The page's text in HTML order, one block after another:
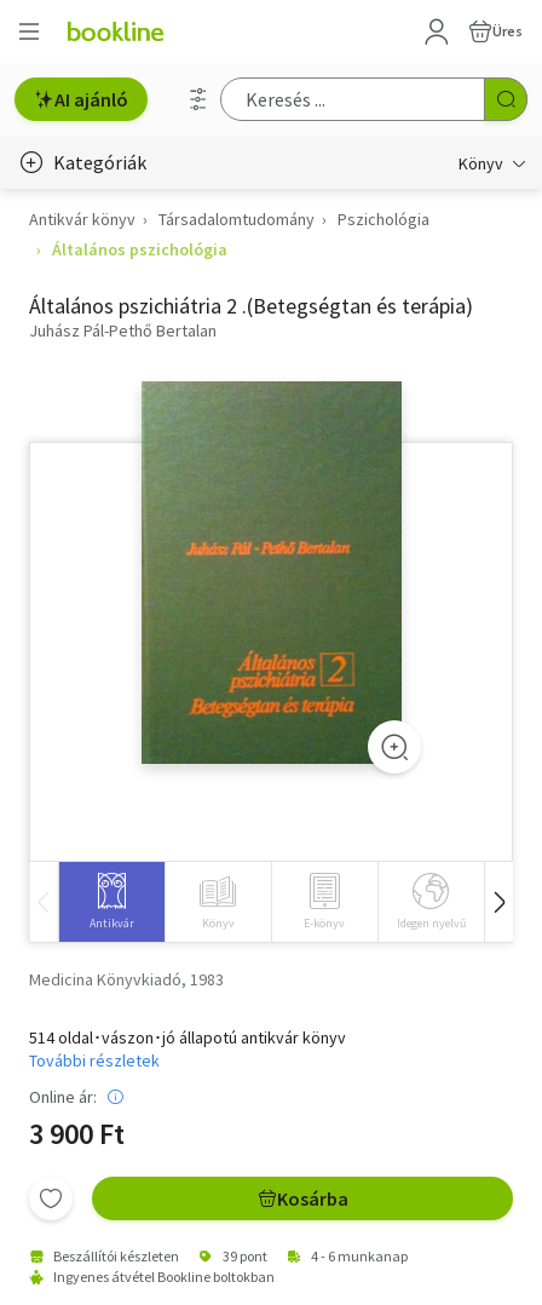
Üres
AI ajánló
Kategóriák Könyv
Életmód, egészség
Gyermek- és ifjúsági
Hobbi, szabadidő
Természettudomány
Antikvár könyv Társadalomtudomány
Pszichológia
Általános pszichológia
Általános pszichiátria 2 .(Betegségtan és terápia)
Juhász Pál-Pethő Bertalan
Antikvár Könyv E-könyv Idegen nyelvű
Medicina Könyvkiadó, 1983
514 oldal･vászon･jó állapotú antikvár könyv
További részletek
Online ár:
3 900 Ft
Kosárba
Beszállítói készleten 39 pont
4 - 6 munkanap
Ingyenes átvétel Bookline boltokban